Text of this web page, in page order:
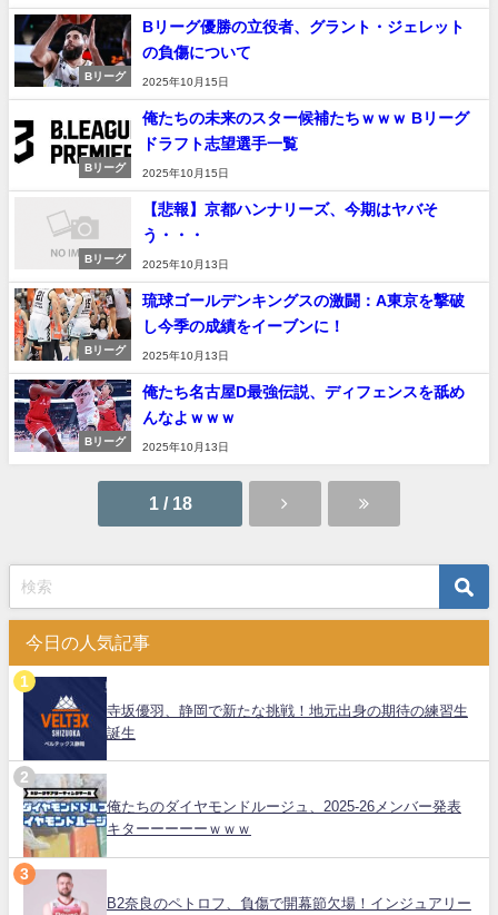
Bリーグ
Bリーグ優勝の立役者、グラント・ジェレット
の負傷について
2025年10月15日
Bリーグ
俺たちの未来のスター候補たちｗｗｗ Bリーグ
ドラフト志望選手一覧
2025年10月15日
Bリーグ
【悲報】京都ハンナリーズ、今期はヤバそ
う・・・
2025年10月13日
Bリーグ
琉球ゴールデンキングスの激闘：A東京を撃破
し今季の成績をイーブンに！
2025年10月13日
Bリーグ
俺たち名古屋D最強伝説、ディフェンスを舐め
んなよｗｗｗ
2025年10月13日
1 / 18
今日の人気記事
寺坂優羽、静岡で新たな挑戦！地元出身の期待の練習生
誕生
俺たちのダイヤモンドルージュ、2025-26メンバー発表
キターーーーーｗｗｗ
B2奈良のペトロフ、負傷で開幕節欠場！インジュアリー